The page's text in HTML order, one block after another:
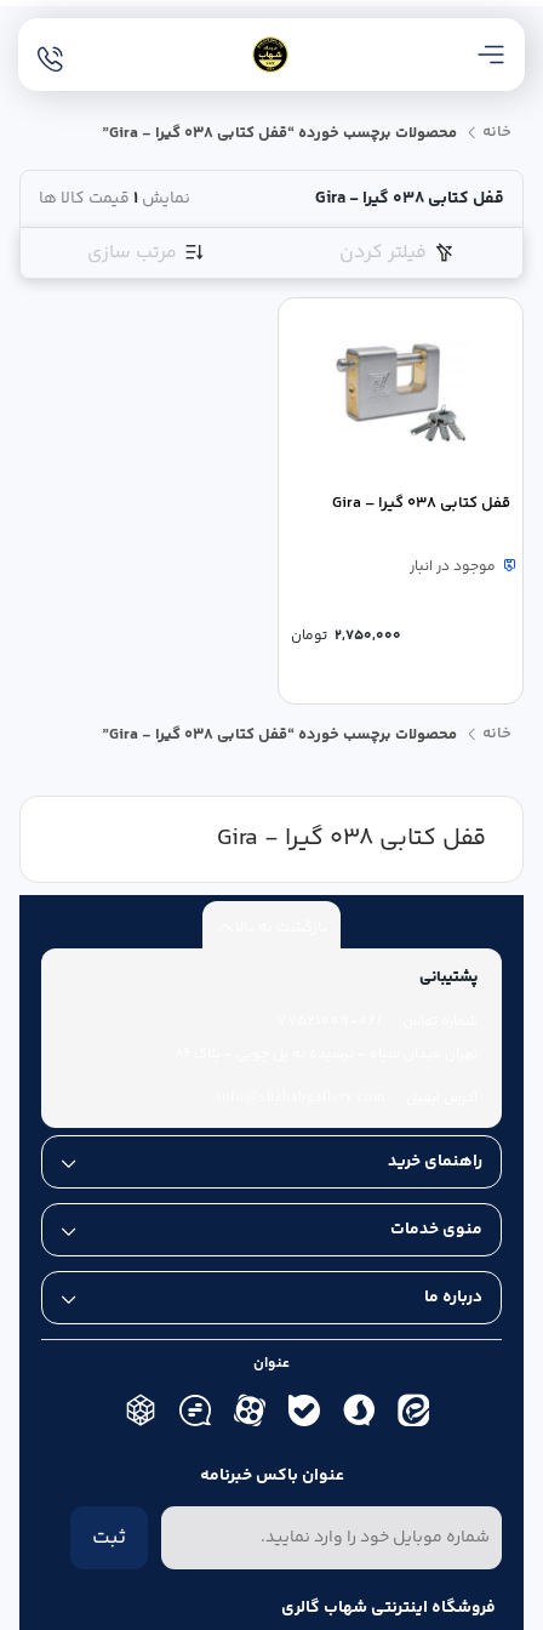
خانه محصولات برچسب خورده “قفل کتابی 038 گیرا - Gira”
قفل کتابی 038 گیرا - Gira نمایش1قیمت کالا ها
فیلتر کردن مرتب سازی
قفل کتابی 038 گیرا – Gira
موجود در انبار
2,750,000 تومان
خانه محصولات برچسب خورده “قفل کتابی 038 گیرا - Gira”
قفل کتابی 038 گیرا - Gira
پشتیبانی
راهنمای خرید
منوی خدمات
درباره ما
عنوان
عنوان باکس خبرنامه
ثبت
فروشگاه اینترنتی شهاب گالری